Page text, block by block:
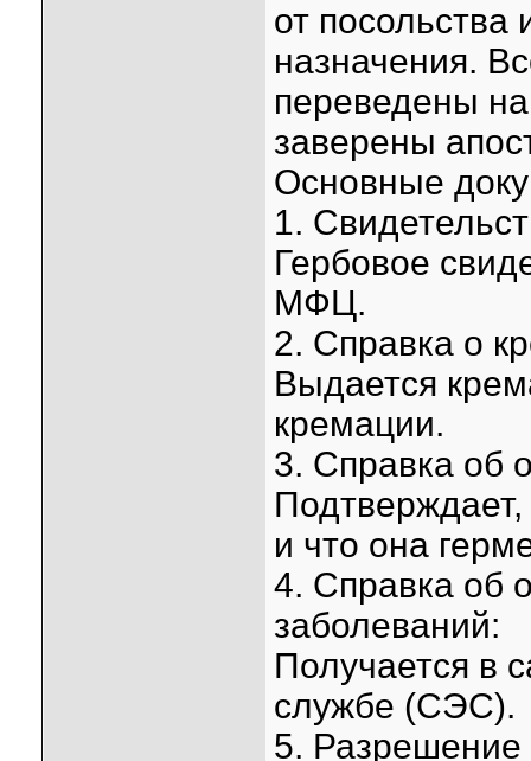
от посольства
назначения.
переведены
заверены
Основные
1.
Гербовое
МФЦ.
2. Справка о
Выдается
кремации.
3. Справка об
Подтверждает,
и что она
4. Справка об
заболеваний:
Получается в
службе (СЭС).
5. Разрешение